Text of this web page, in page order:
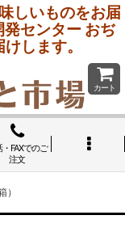
しいものをお届
センター おぢ
します。
カート
・FAXでのご
注文
）